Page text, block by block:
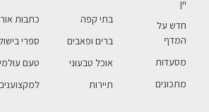
יין
חדש על
המדף
מסעדות
מתכונים
בתי קפה
ברים ופאבים
אוכל טבעוני
תיירות
כתבות
ספרי בישול
טעם עולמי